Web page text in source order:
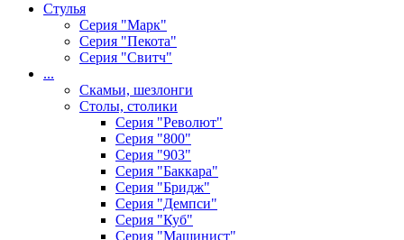
Стулья
Серия "Марк"
Серия "Пекота"
Серия "Свитч"
...
Скамьи, шезлонги
Столы, столики
Серия "Револют"
Серия "800"
Серия "903"
Серия "Баккара"
Серия "Бридж"
Серия "Демпси"
Серия "Куб"
Серия "Машинист"